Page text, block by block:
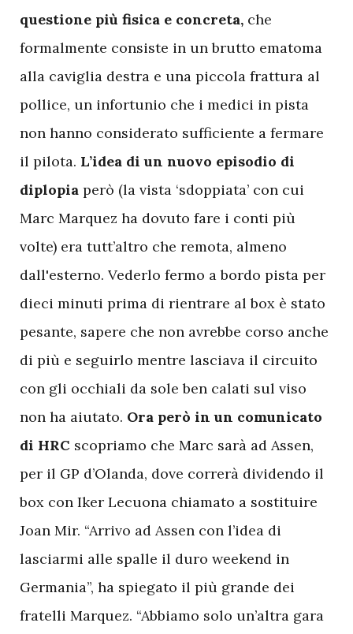
questione più fisica e concreta, che
formalmente consiste in un brutto ematoma
alla caviglia destra e una piccola frattura al
pollice, un infortunio che i medici in pista
non hanno considerato sufficiente a fermare
il pilota. L’idea di un nuovo episodio di
diplopia però (la vista ‘sdoppiata’ con cui
Marc Marquez ha dovuto fare i conti più
volte) era tutt’altro che remota, almeno
dall'esterno. Vederlo fermo a bordo pista per
dieci minuti prima di rientrare al box è stato
pesante, sapere che non avrebbe corso anche
di più e seguirlo mentre lasciava il circuito
con gli occhiali da sole ben calati sul viso
non ha aiutato. Ora però in un comunicato
di HRC scopriamo che Marc sarà ad Assen,
per il GP d’Olanda, dove correrà dividendo il
box con Iker Lecuona chiamato a sostituire
Joan Mir. “Arrivo ad Assen con l’idea di
lasciarmi alle spalle il duro weekend in
Germania”, ha spiegato il più grande dei
fratelli Marquez. “Abbiamo solo un’altra gara